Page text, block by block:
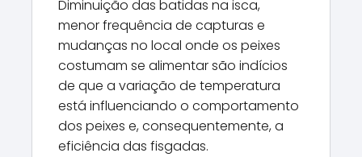
Diminuição das batidas na isca,
menor frequência de capturas e
mudanças no local onde os peixes
costumam se alimentar são indícios
de que a variação de temperatura
está influenciando o comportamento
dos peixes e, consequentemente, a
eficiência das fisgadas.